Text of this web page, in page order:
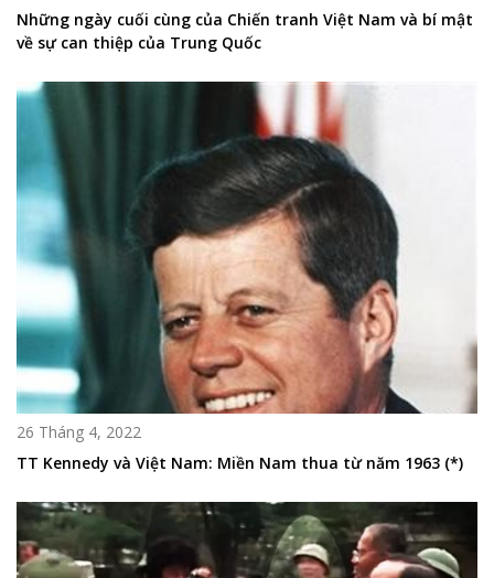
Những ngày cuối cùng của Chiến tranh Việt Nam và bí mật
về sự can thiệp của Trung Quốc
26 Tháng 4, 2022
TT Kennedy và Việt Nam: Miền Nam thua từ năm 1963 (*)